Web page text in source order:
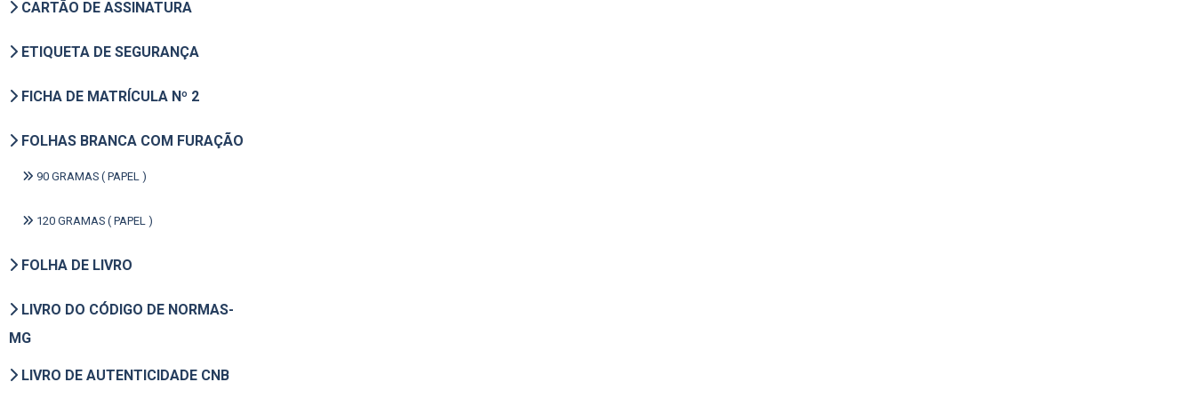
CARTÃO DE ASSINATURA
ETIQUETA DE SEGURANÇA
FICHA DE MATRÍCULA Nº 2
FOLHAS BRANCA COM FURAÇÃO
90 GRAMAS ( PAPEL )
120 GRAMAS ( PAPEL )
FOLHA DE LIVRO
LIVRO DO CÓDIGO DE NORMAS-
MG
LIVRO DE AUTENTICIDADE CNB